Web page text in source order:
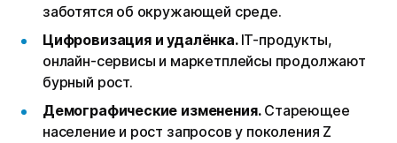
заботятся об окружающей среде.
Цифровизация и удалёнка. IT-продукты,
онлайн-сервисы и маркетплейсы продолжают
бурный рост.
Демографические изменения.Стареющее
население и рост запросов у поколения Z